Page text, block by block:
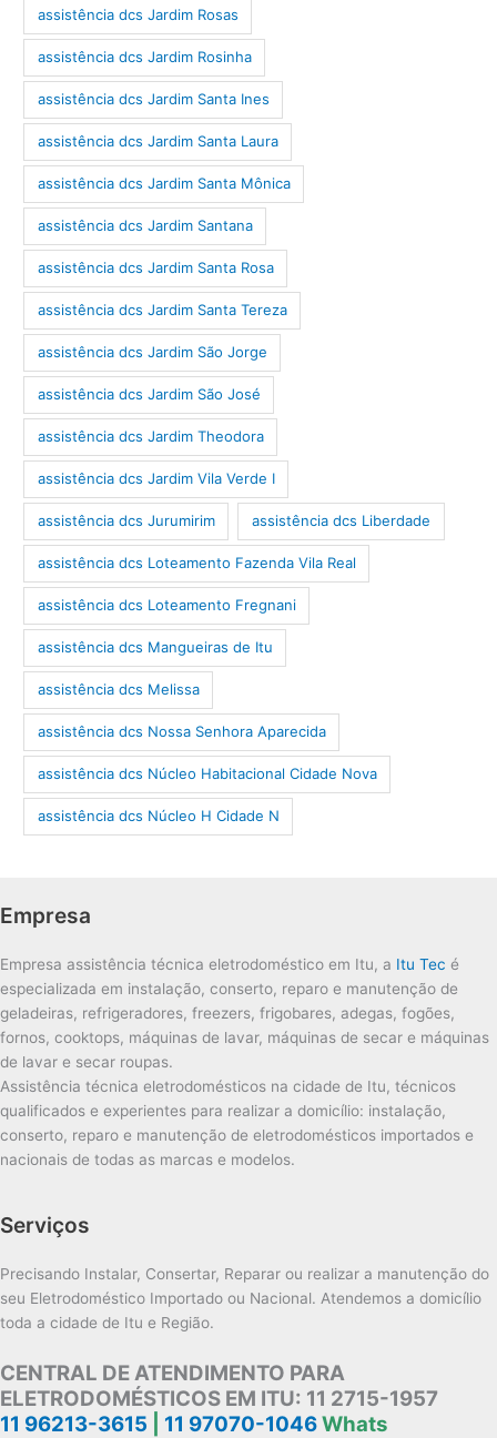
assistência dcs Jardim Rosas
assistência dcs Jardim Rosinha
assistência dcs Jardim Santa Ines
assistência dcs Jardim Santa Laura
assistência dcs Jardim Santa Mônica
assistência dcs Jardim Santana
assistência dcs Jardim Santa Rosa
assistência dcs Jardim Santa Tereza
assistência dcs Jardim São Jorge
assistência dcs Jardim São José
assistência dcs Jardim Theodora
assistência dcs Jardim Vila Verde I
assistência dcs Jurumirim assistência dcs Liberdade
assistência dcs Loteamento Fazenda Vila Real
assistência dcs Loteamento Fregnani
assistência dcs Mangueiras de Itu
assistência dcs Melissa
assistência dcs Nossa Senhora Aparecida
assistência dcs Núcleo Habitacional Cidade Nova
assistência dcs Núcleo H Cidade N
Empresa
Empresa assistência técnica eletrodoméstico em Itu, a Itu Tec é
especializada em instalação, conserto, reparo e manutenção de
geladeiras, refrigeradores, freezers, frigobares, adegas, fogões,
fornos, cooktops, máquinas de lavar, máquinas de secar e máquinas
de lavar e secar roupas.
Assistência técnica eletrodomésticos na cidade de Itu, técnicos
qualificados e experientes para realizar a domicílio: instalação,
conserto, reparo e manutenção de eletrodomésticos importados e
nacionais de todas as marcas e modelos.
Serviços
Precisando Instalar, Consertar, Reparar ou realizar a manutenção do
seu Eletrodoméstico Importado ou Nacional. Atendemos a domicílio
toda a cidade de Itu e Região.
CENTRAL DE ATENDIMENTO PARA
ELETRODOMÉSTICOS EM ITU: 11 2715-1957
11 96213-3615
11 97070-1046Whats